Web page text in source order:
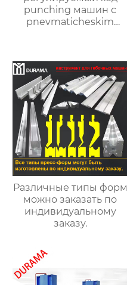
punching машин с
pnevmaticheskim
Различные типы форм
можно заказать по
индивидуальному
заказу.